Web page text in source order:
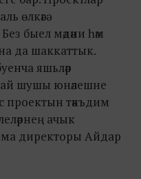
өлкәгә
быел мәдәни һәм
да шаккаттык.
яшьләр
шушы юнәлешне
проектын тәкъдим
ачык
директоры Айдар